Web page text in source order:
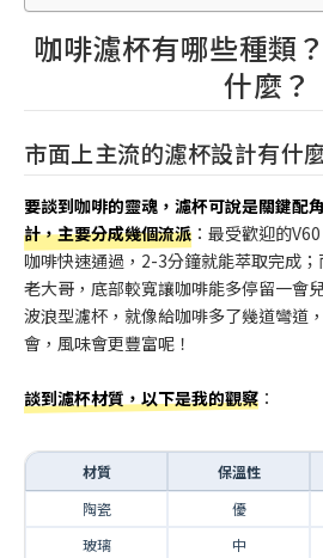
咖啡濾杯有哪些種類
什麼？
市面上主流的濾杯設計有什
要談到咖啡的靈魂，濾杯可說是關鍵配
計，主要分成幾個流派 ：最受歡迎的
咖啡快速通過，2-3分鐘就能萃取完成
老大哥，底部較寬讓咖啡能多停留一會
波浪型濾杯，就像給咖啡多了幾道彎道
會，風味會更豐富呢！
談到濾杯材質，以下是我的觀察 ：
材質 保溫性
陶瓷
優
玻璃
中